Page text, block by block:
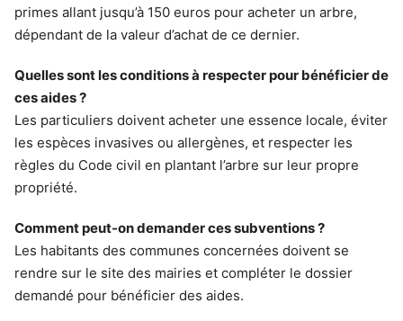
primes allant jusqu’à 150 euros pour acheter un arbre,
dépendant de la valeur d’achat de ce dernier.
Quelles sont les conditions à respecter pour bénéficier de
ces aides ?
Les particuliers doivent acheter une essence locale, éviter
les espèces invasives ou allergènes, et respecter les
règles du Code civil en plantant l’arbre sur leur propre
propriété.
Comment peut-on demander ces subventions ?
Les habitants des communes concernées doivent se
rendre sur le site des mairies et compléter le dossier
demandé pour bénéficier des aides.